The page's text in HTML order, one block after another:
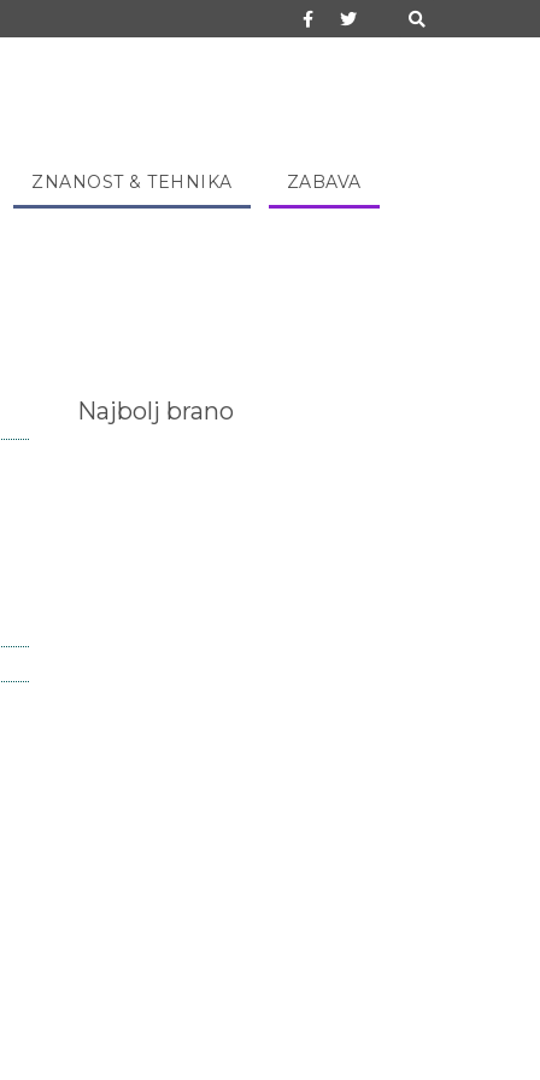
ZNANOST & TEHNIKA ZABAVA
Najbolj brano